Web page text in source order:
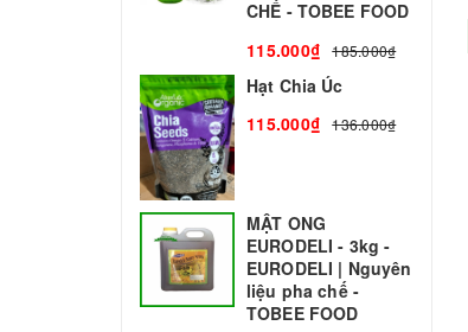
CHẾ - TOBEE FOOD
115.000₫
185.000₫
Hạt Chia Úc
115.000₫
136.000₫
MẬT ONG
EURODELI - 3kg -
EURODELI | Nguyên
liệu pha chế -
TOBEE FOOD